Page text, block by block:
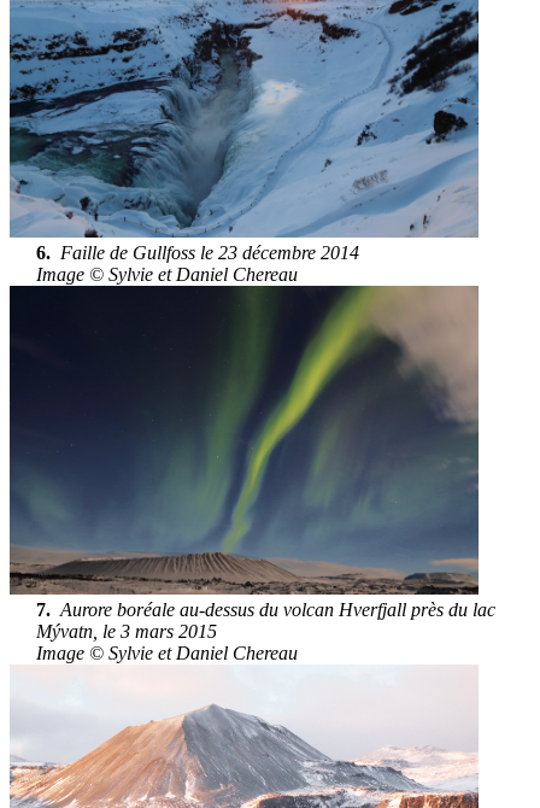
6. Faille de Gullfoss le 23 décembre 2014
Image © Sylvie et Daniel Chereau
7. Aurore boréale au-dessus du volcan Hverfjall près du lac
Mývatn, le 3 mars 2015
Image © Sylvie et Daniel Chereau